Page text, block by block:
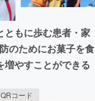
ともに歩む患者・家
のためにお菓子を食
やすことができる
QRコード